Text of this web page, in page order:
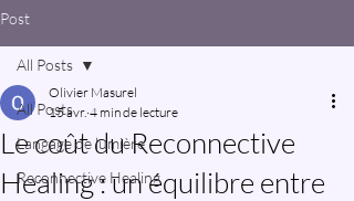
Post
All Posts
Langage de lumière
Reconnective Healing
All Posts
Le coût du Reconnective
Healing : un équilibre entre
Olivier Masurel
15 avr. 4 min de lecture